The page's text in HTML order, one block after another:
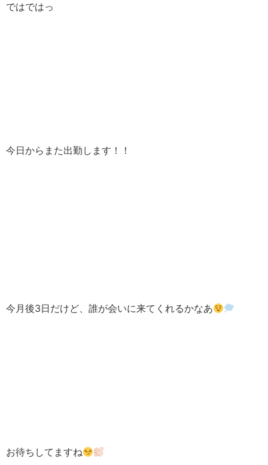
ではではっ
今日からまた出勤します！！
今月後3日だけど、誰が会いに来てくれるかなあ
お待ちしてますね